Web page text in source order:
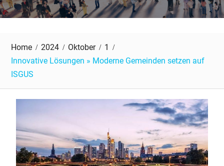
Home 2024 Oktober
1
Innovative Lösungen » Moderne Gemeinden setzen auf
ISGUS